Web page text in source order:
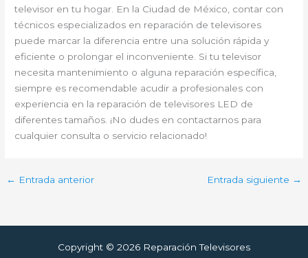
televisor en tu hogar. En la Ciudad de México, contar con
técnicos especializados en reparación de televisores
puede marcar la diferencia entre una solución rápida y
eficiente o prolongar el inconveniente. Si tu televisor
necesita mantenimiento o alguna reparación específica,
siempre es recomendable acudir a profesionales con
experiencia en la reparación de televisores LED de
diferentes tamaños. ¡No dudes en contactarnos para
cualquier consulta o servicio relacionado!
← Entrada anterior Entrada siguiente →
Copyright © 2026 Reparación Televisores